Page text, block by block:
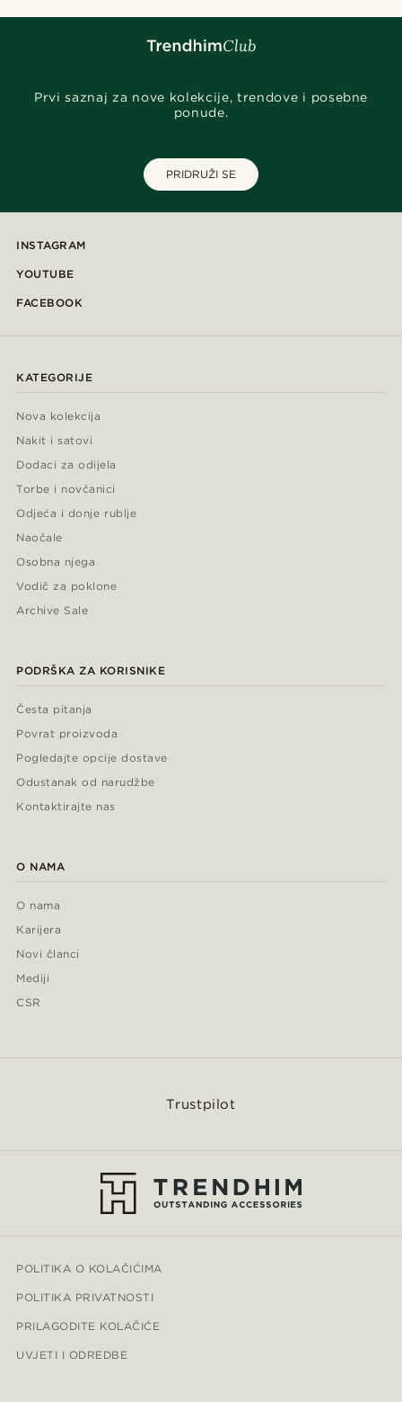
Prvi saznaj za nove kolekcije, trendove i posebne
ponude.
PRIDRUŽI SE
INSTAGRAM
YOUTUBE
FACEBOOK
KATEGORIJE
Nova kolekcija
Nakit i satovi
Dodaci za odijela
Torbe i novčanici
Odjeća i donje rublje
Naočale
Osobna njega
Vodič za poklone
Archive Sale
PODRŠKA ZA KORISNIKE
Česta pitanja
Povrat proizvoda
Pogledajte opcije dostave
Odustanak od narudžbe
Kontaktirajte nas
O NAMA
O nama
Karijera
Novi članci
Mediji
CSR
Trustpilot
POLITIKA O KOLAČIĆIMA
POLITIKA PRIVATNOSTI
PRILAGODITE KOLAČIĆE
UVJETI I ODREDBE